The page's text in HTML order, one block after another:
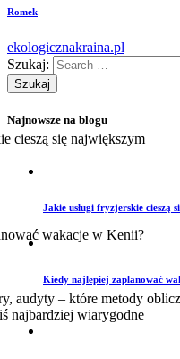
Romek
ekologicznakraina.pl
Szukaj:
Najnowsze na blogu
Jakie usługi fryzjerskie cieszą
Kiedy najlepiej zaplanować